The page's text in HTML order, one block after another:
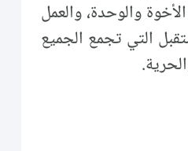
والوحدة، والعمل
التي تجمع الجميع